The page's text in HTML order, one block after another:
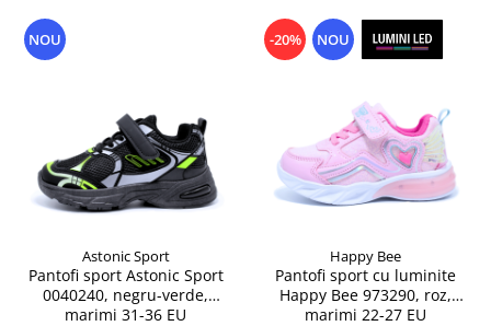
NOU
Astonic Sport
Pantofi sport Astonic Sport
0040240, negru-verde,
marimi 31-36 EU
-20% NOU
Happy Bee
Pantofi sport cu luminite
Happy Bee 973290, roz,
marimi 22-27 EU